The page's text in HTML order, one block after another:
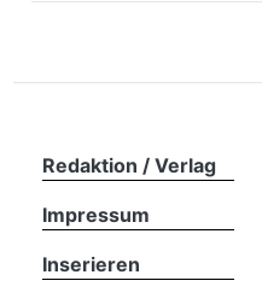
Redaktion / Verlag
Impressum
Inserieren